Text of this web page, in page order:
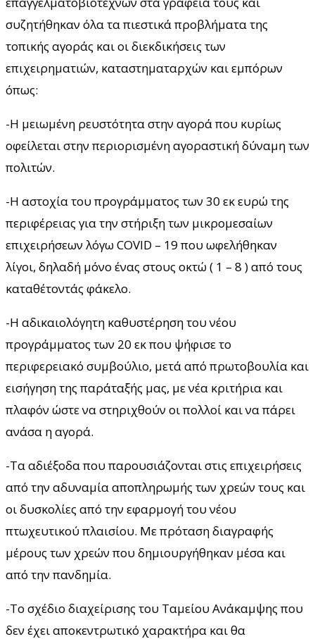
συζητήθηκαν όλα τα πιεστικά προβλήματα της
τοπικής αγοράς και οι διεκδικήσεις των
επιχειρηματιών, καταστηματαρχών και εμπόρων
όπως:
-Η μειωμένη ρευστότητα στην αγορά που κυρίως
οφείλεται στην περιορισμένη αγοραστική δύναμη των
πολιτών.
-Η αστοχία του προγράμματος των 30 εκ ευρώ της
περιφέρειας για την στήριξη των μικρομεσαίων
επιχειρήσεων λόγω COVID – 19 που ωφελήθηκαν
λίγοι, δηλαδή μόνο ένας στους οκτώ ( 1 – 8 ) από τους
καταθέτοντάς φάκελο.
-Η αδικαιολόγητη καθυστέρηση του νέου
προγράμματος των 20 εκ που ψήφισε το
περιφερειακό συμβούλιο, μετά από πρωτοβουλία και
εισήγηση της παράταξής μας, με νέα κριτήρια και
πλαφόν ώστε να στηριχθούν οι πολλοί και να πάρει
ανάσα η αγορά.
-Τα αδιέξοδα που παρουσιάζονται στις επιχειρήσεις
από την αδυναμία αποπληρωμής των χρεών τους και
οι δυσκολίες από την εφαρμογή του νέου
πτωχευτικού πλαισίου. Με πρόταση διαγραφής
μέρους των χρεών που δημιουργήθηκαν μέσα και
από την πανδημία.
-Το σχέδιο διαχείρισης του Ταμείου Ανάκαμψης που
δεν έχει αποκεντρωτικό χαρακτήρα και θα